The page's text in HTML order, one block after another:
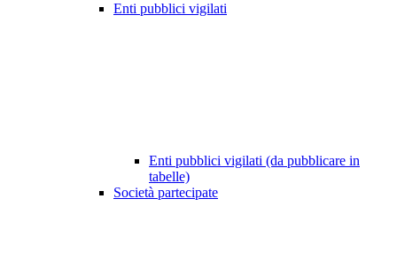
Enti pubblici vigilati
Enti pubblici vigilati (da pubblicare in
tabelle)
Società partecipate